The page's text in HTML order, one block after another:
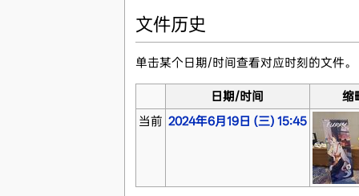
文件历史
单击某个日期/时间查看对应时刻的文件。
日期/时间
缩
当前 2024年6月19日 (三) 15:45